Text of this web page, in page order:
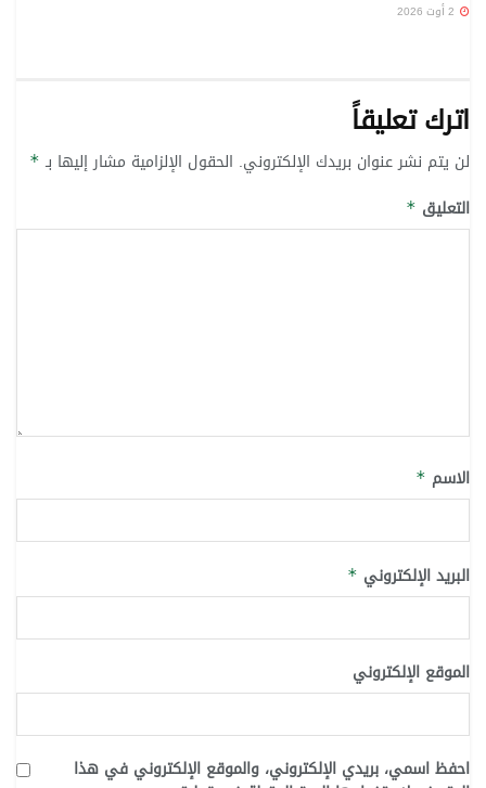
اترك تعليقاً
لن يتم نشر عنوان بريدك الإلكتروني. الحقول الإلزامية مشار إليها بـ *
التعليق *
الاسم *
البريد الإلكتروني *
الموقع الإلكتروني
احفظ اسمي، بريدي الإلكتروني، والموقع الإلكتروني في هذا